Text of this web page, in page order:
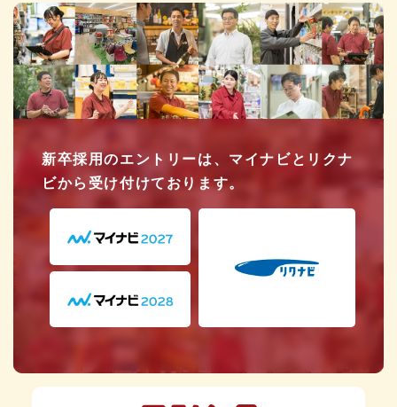
新卒採用のエントリーは、マイナビとリクナ
ビから受け付けております。